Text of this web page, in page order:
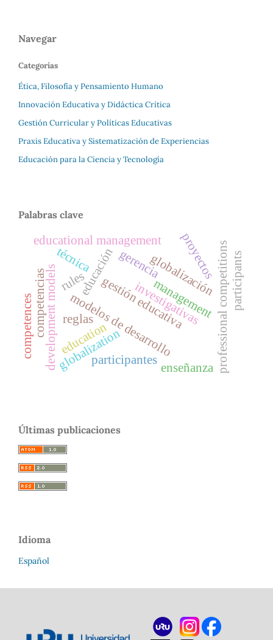
Navegar
Categorías
Ética, Filosofía y Pensamiento Humano
Innovación Educativa y Didáctica Crítica
Gestión Curricular y Políticas Educativas
Praxis Educativa y Sistematización de Experiencias
Educación para la Ciencia y Tecnología
Palabras clave
globalización
modelos de desarrollo
educación
gestión educativa
globalization
development modelseducation
educational management
professional competitions
competencias investigativas
proyectos
participantes
competences
participants
gerencia
management
técnica
reglas
rules
enseñanza
Últimas publicaciones
Idioma
Español